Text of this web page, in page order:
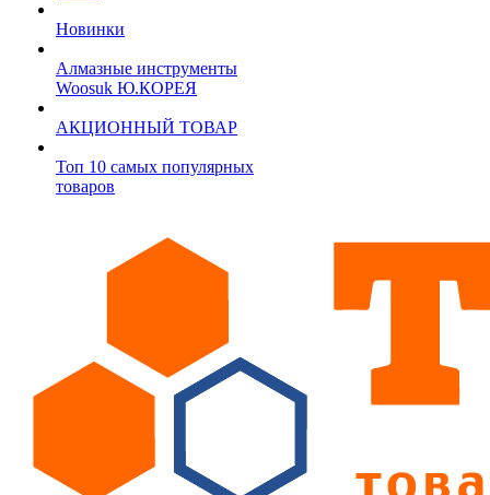
Новинки
Алмазные инструменты
Woosuk Ю.КОРЕЯ
АКЦИОННЫЙ ТОВАР
Топ 10 самых популярных
товаров